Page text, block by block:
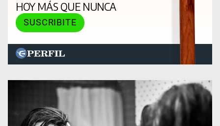
HOY MÁS QUE NUNCA
SUSCRIBITE